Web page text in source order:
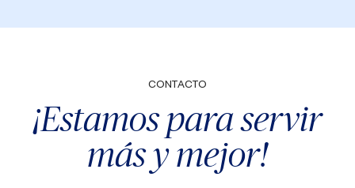
CONTACTO
¡Estamos para servir
más y mejor!